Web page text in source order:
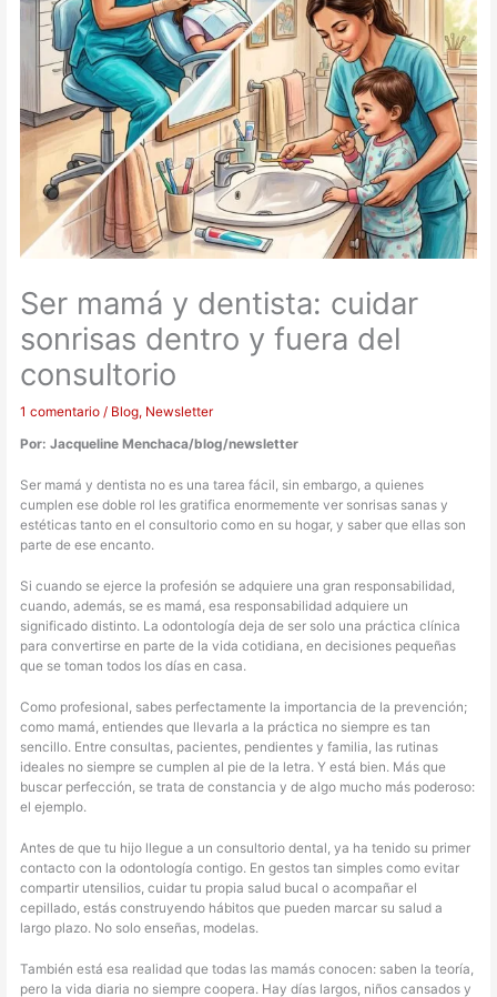
Ser mamá y dentista: cuidar
sonrisas dentro y fuera del
consultorio
1 comentario / Blog, Newsletter
Por: Jacqueline Menchaca/blog/newsletter
Ser mamá y dentista no es una tarea fácil, sin embargo, a quienes
cumplen ese doble rol les gratifica enormemente ver sonrisas sanas y
estéticas tanto en el consultorio como en su hogar, y saber que ellas son
parte de ese encanto.
Si cuando se ejerce la profesión se adquiere una gran responsabilidad,
cuando, además, se es mamá, esa responsabilidad adquiere un
significado distinto. La odontología deja de ser solo una práctica clínica
para convertirse en parte de la vida cotidiana, en decisiones pequeñas
que se toman todos los días en casa.
Como profesional, sabes perfectamente la importancia de la prevención;
como mamá, entiendes que llevarla a la práctica no siempre es tan
sencillo. Entre consultas, pacientes, pendientes y familia, las rutinas
ideales no siempre se cumplen al pie de la letra. Y está bien. Más que
buscar perfección, se trata de constancia y de algo mucho más poderoso:
el ejemplo.
Antes de que tu hijo llegue a un consultorio dental, ya ha tenido su primer
contacto con la odontología contigo. En gestos tan simples como evitar
compartir utensilios, cuidar tu propia salud bucal o acompañar el
cepillado, estás construyendo hábitos que pueden marcar su salud a
largo plazo. No solo enseñas, modelas.
También está esa realidad que todas las mamás conocen: saben la teoría,
pero la vida diaria no siempre coopera. Hay días largos, niños cansados y